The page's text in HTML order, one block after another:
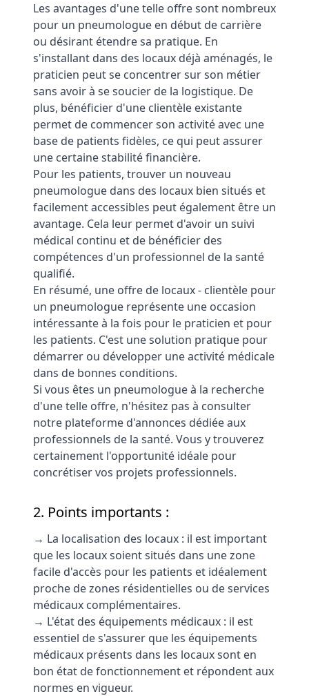
Les avantages d'une telle offre sont nombreux
pour un pneumologue en début de carrière
ou désirant étendre sa pratique. En
s'installant dans des locaux déjà aménagés, le
praticien peut se concentrer sur son métier
sans avoir à se soucier de la logistique. De
plus, bénéficier d'une clientèle existante
permet de commencer son activité avec une
base de patients fidèles, ce qui peut assurer
une certaine stabilité financière.
Pour les patients, trouver un nouveau
pneumologue dans des locaux bien situés et
facilement accessibles peut également être un
avantage. Cela leur permet d'avoir un suivi
médical continu et de bénéficier des
compétences d'un professionnel de la santé
qualifié.
En résumé, une offre de locaux - clientèle pour
un pneumologue représente une occasion
intéressante à la fois pour le praticien et pour
les patients. C'est une solution pratique pour
démarrer ou développer une activité médicale
dans de bonnes conditions.
Si vous êtes un pneumologue à la recherche
d'une telle offre, n'hésitez pas à consulter
notre plateforme d'annonces dédiée aux
professionnels de la santé. Vous y trouverez
certainement l'opportunité idéale pour
concrétiser vos projets professionnels.
2. Points importants :
→ La localisation des locaux : il est important
que les locaux soient situés dans une zone
facile d'accès pour les patients et idéalement
proche de zones résidentielles ou de services
médicaux complémentaires.
→ L'état des équipements médicaux : il est
essentiel de s'assurer que les équipements
médicaux présents dans les locaux sont en
bon état de fonctionnement et répondent aux
normes en vigueur.